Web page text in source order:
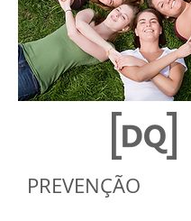
PREVENÇÃO